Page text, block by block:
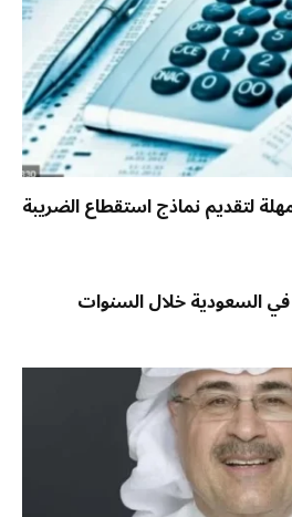
لتقديم نماذج استقطاع الضريبة
السعودية خلال السنوات